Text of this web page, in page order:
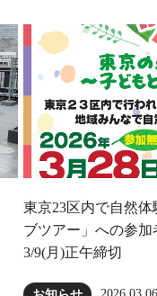
東京23区内で自然
ブツアー」への参加
3/9(月)正午締切